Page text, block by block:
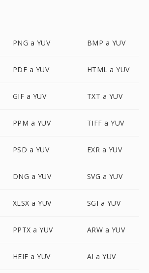
PNG a YUV BMP a YUV
PDF a YUV HTML a YUV
GIF a YUV TXT a YUV
PPM a YUV TIFF a YUV
PSD a YUV EXR a YUV
DNG a YUV SVG a YUV
XLSX a YUV SGI a YUV
PPTX a YUV ARW a YUV
HEIF a YUV AI a YUV